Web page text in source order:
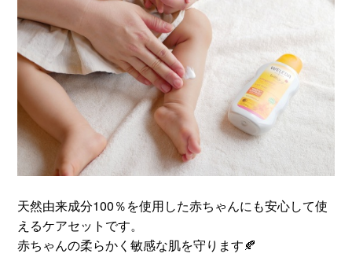
天然由来成分100％を使用した赤ちゃんにも安心して使
えるケアセットです。
赤ちゃんの柔らかく敏感な肌を守ります🍂